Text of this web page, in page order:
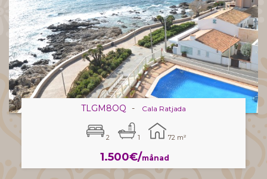
TLGM8OQ - Cala Ratjada
2 1 72 m²
1.500€/månad